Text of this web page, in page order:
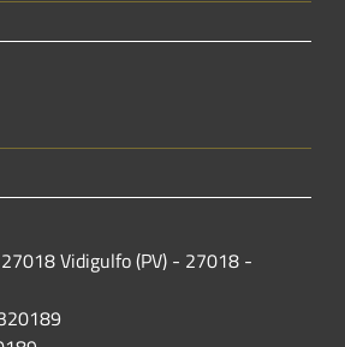
Vidigulfo (PV) - 27018 -